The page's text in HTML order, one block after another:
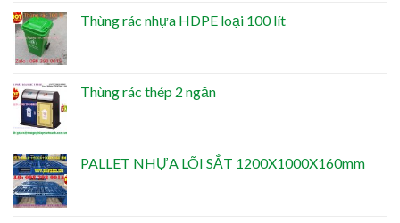
Thùng rác nhựa HDPE loại 100 lít
Thùng rác thép 2 ngăn
PALLET NHỰA LÕI SẮT 1200X1000X160mm